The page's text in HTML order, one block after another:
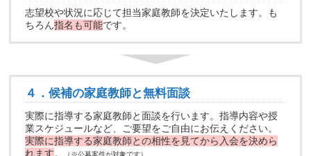
志望校や状況に応じて担当家庭教師を決定いたします。も
ちろん指名も可能です。
４．候補の家庭教師と無料面談
実際に指導する家庭教師と面談を行います。指導内容や授
業スケジュールなど、ご要望をご自由にお伝えください。
実際に指導する家庭教師との相性を見てから入会を決めら
れます。 （※公募案件が対象です）